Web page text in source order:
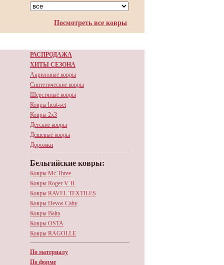
Посмотреть все ковры
РАСПРОДАЖА
ХИТЫ СЕЗОНА
Акриловые ковры
Синтетические ковры
Шерстяные ковры
Ковры heat-set
Ковры 2х3
Детские ковры
Дешевые ковры
Дорожки
Бельгийские ковры:
Ковры Mc Three
Ковры Roger V. B.
Ковры RAVEL TEXTILES
Ковры Devos Caby
Ковры Balta
Ковры OSTA
Ковры RAGOLLE
По материалу
По форме